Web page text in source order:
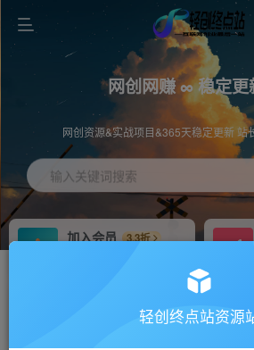
网创网赚 ∞ 稳定更
网创资源&实战项目&365天稳定更新 站
输入关键词搜索
加入会员
3.3折
推广返佣高达70%轻创终点站资源